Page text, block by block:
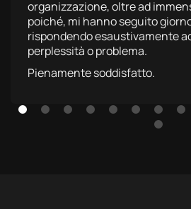
organizzazione, oltre ad
poiché, mi hanno seguito
rispondendo esaustivamente
perplessità o problema.
Pienamente soddisfatto.